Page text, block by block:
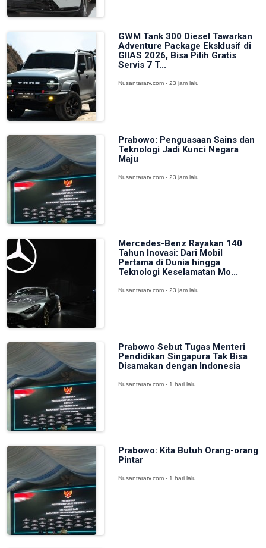
GWM Tank 300 Diesel Tawarkan
Adventure Package Eksklusif di
GIIAS 2026, Bisa Pilih Gratis
Servis 7 T...
Nusantaratv.com - 23 jam lalu
Prabowo: Penguasaan Sains dan
Teknologi Jadi Kunci Negara
Maju
Nusantaratv.com - 23 jam lalu
Mercedes-Benz Rayakan 140
Tahun Inovasi: Dari Mobil
Pertama di Dunia hingga
Teknologi Keselamatan Mo...
Nusantaratv.com - 23 jam lalu
Prabowo Sebut Tugas Menteri
Pendidikan Singapura Tak Bisa
Disamakan dengan Indonesia
Nusantaratv.com - 1 hari lalu
Prabowo: Kita Butuh Orang-orang
Pintar
Nusantaratv.com - 1 hari lalu